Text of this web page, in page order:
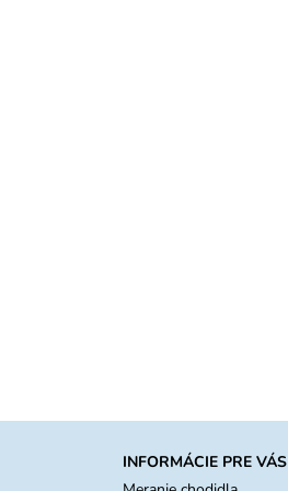
INFORMÁCIE PRE VÁS